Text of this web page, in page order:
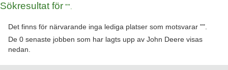
Sökresultat för "".
Det finns för närvarande inga lediga platser som motsvarar "".
De 0 senaste jobben som har lagts upp av John Deere visas
nedan.